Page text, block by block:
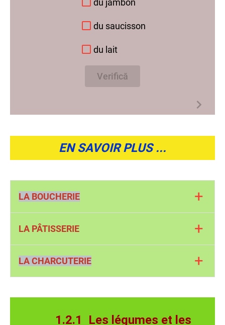
du jambon
du saucisson
du lait
Verifică
EN SAVOIR PLUS ...
LA BOUCHERIE +
À la boucherie on achète de la viande de porc , de
boeuf , du poulet.
LA PÂTISSERIE +
À la pâtisserie on achète des gâteaux, des
tartes, des macarons, des viennoiseries.
LA CHARCUTERIE +
À la charcuterie on achète des jambons, des
1.2.1 Les légumes et les